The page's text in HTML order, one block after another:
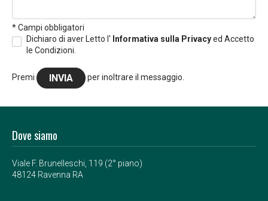
* Campi obbligatori
Dichiaro di aver Letto l' Informativa sulla Privacyed Accetto
le Condizioni.
Premi per inoltrare il messaggio.
Dove siamo
Viale F. Brunelleschi, 119 (2° piano)
48124 Ravenna RA